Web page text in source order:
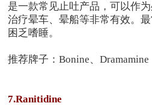
是一款常见止吐产品，可以作
治疗晕车、晕船等非常有效。
困乏嗜睡。
推荐牌子：Bonine、Dramamine
7.Ranitidine